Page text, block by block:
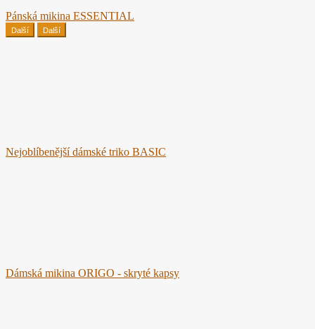
Pánská mikina ESSENTIAL
Další Další
Nejoblíbenější dámské triko BASIC
Dámská mikina ORIGO - skryté kapsy